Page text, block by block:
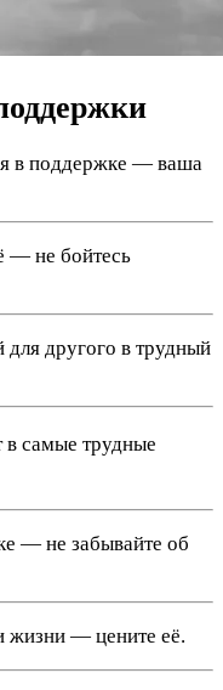
в поддержке — ваша
— не бойтесь
другого в трудный
самые трудные
— не забывайте об
жизни — цените её.